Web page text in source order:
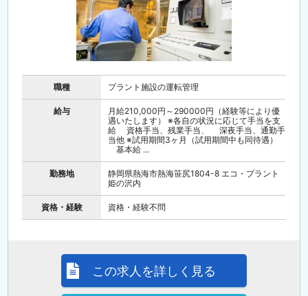
職種 プラント施設の運転管理
給与
月給210,000円～290000円（経験等により優
遇いたします） ※各自の状況に応じて手当を支
給 資格手当、残業手当、 深夜手当、通勤手
当他 ※試用期間3ヶ月（試用期間中も同待遇）
基本給 ...
勤務地
静岡県熱海市熱海笹尻1804-8 エコ・プラント
姫の沢内
資格・経験 資格・経験不問
この求人を詳しく見る